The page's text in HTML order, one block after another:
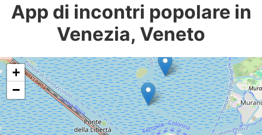
App di incontri popolare in
Venezia, Veneto
+
−